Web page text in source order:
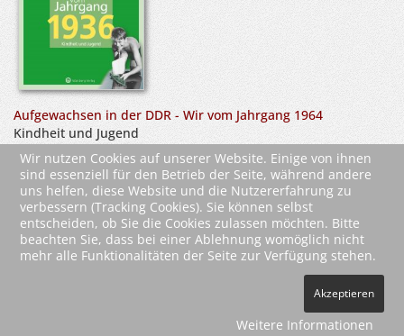
Aufgewachsen in der DDR - Wir vom Jahrgang 1964
Kindheit und Jugend
Vertrag widerrufen
Wir nutzen Cookies auf unserer Website. Einige von ihnen
sind essenziell für den Betrieb der Seite, während andere
uns helfen, diese Website und die Nutzererfahrung zu
verbessern (Tracking Cookies). Sie können selbst
entscheiden, ob Sie die Cookies zulassen möchten. Bitte
beachten Sie, dass bei einer Ablehnung womöglich nicht
mehr alle Funktionalitäten der Seite zur Verfügung stehen.
Akzeptieren
Weitere Informationen